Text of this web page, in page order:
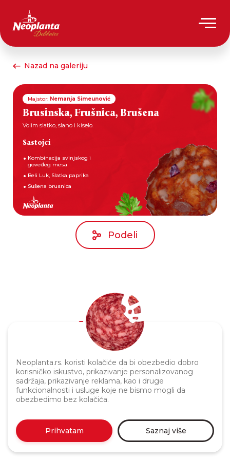
Neoplanta.rs. koristi kolačiće da bi obezbedio dobro
korisničko iskustvo, prikazivanje personalizovanog
sadržaja, prikazivanje reklama, kao i druge
funkcionalnosti i usluge koje ne bismo mogli da
obezbedimo bez kolačića.
Prihvatam Saznaj više
Nazad na galeriju
Majstor: Nemanja Simeunović
Brusinska, Frušnica, Brušena
Volim slatko, slano i kiselo.
Sastojci
Kombinacija svinjskog i
goveđeg mesa
Beli Luk, Slatka paprika
Sušena brusnica
Podeli